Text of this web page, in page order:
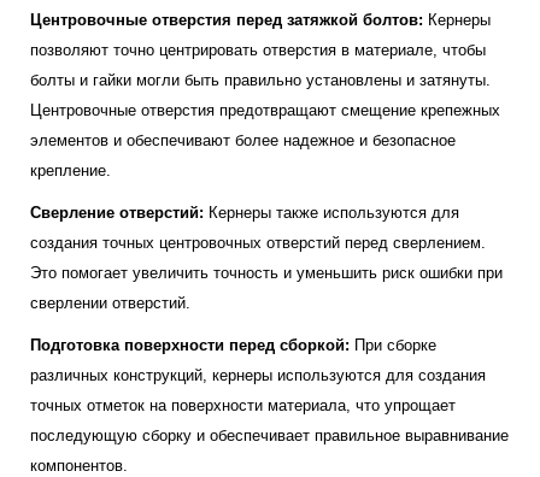
Центровочные отверстия перед затяжкой болтов: Кернеры
позволяют точно центрировать отверстия в материале, чтобы
болты и гайки могли быть правильно установлены и затянуты.
Центровочные отверстия предотвращают смещение крепежных
элементов и обеспечивают более надежное и безопасное
крепление.
Сверление отверстий: Кернеры также используются для
создания точных центровочных отверстий перед сверлением.
Это помогает увеличить точность и уменьшить риск ошибки при
сверлении отверстий.
Подготовка поверхности перед сборкой: При сборке
различных конструкций, кернеры используются для создания
точных отметок на поверхности материала, что упрощает
последующую сборку и обеспечивает правильное выравнивание
компонентов.